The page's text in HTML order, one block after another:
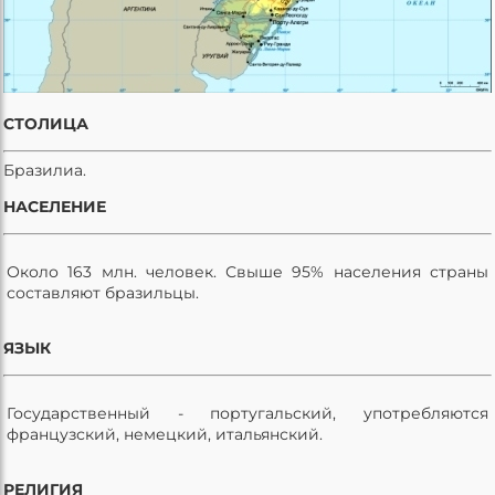
СТОЛИЦА
Бразилиа.
НАСЕЛЕНИЕ
Около 163 млн. человек. Свыше 95% населения страны
составляют бразильцы.
ЯЗЫК
Государственный - португальский, употребляются
французский, немецкий, итальянский.
РЕЛИГИЯ